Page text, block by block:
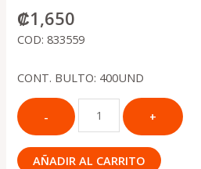
₡1,650
COD: 833559
CONT. BULTO: 400UND
AÑADIR AL CARRITO